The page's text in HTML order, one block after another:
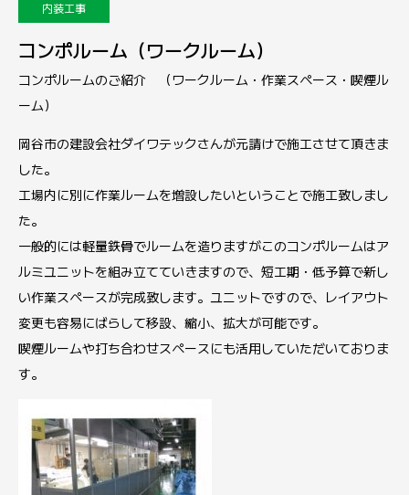
内装工事
コンポルーム（ワークルーム）
コンポルームのご紹介 （ワークルーム・作業スペース・喫煙ル
ーム）
岡谷市の建設会社ダイワテックさんが元請けで施工させて頂きま
した。
工場内に別に作業ルームを増設したいということで施工致しまし
た。
一般的には軽量鉄骨でルームを造りますがこのコンポルームはア
ルミユニットを組み立てていきますので、短工期・低予算で新し
い作業スペースが完成致します。ユニットですので、レイアウト
変更も容易にばらして移設、縮小、拡大が可能です。
喫煙ルームや打ち合わせスペースにも活用していただいておりま
す。